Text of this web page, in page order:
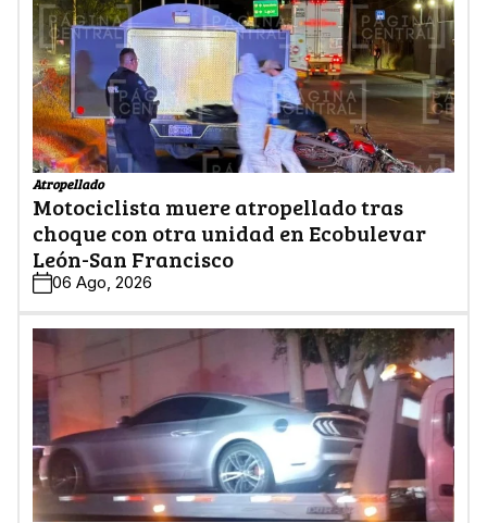
Atropellado
Motociclista muere atropellado tras
choque con otra unidad en Ecobulevar
León-San Francisco
06 Ago, 2026